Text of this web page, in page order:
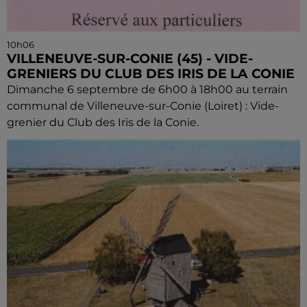
10h06
VILLENEUVE-SUR-CONIE (45) - VIDE-
GRENIERS DU CLUB DES IRIS DE LA CONIE
Dimanche 6 septembre de 6h00 à 18h00 au terrain
communal de Villeneuve-sur-Conie (Loiret) : Vide-
grenier du Club des Iris de la Conie.